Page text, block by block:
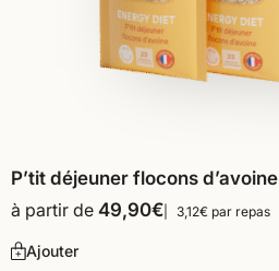
P’tit déjeuner flocons d’avoine
à partir de 49,90€ 3,12€ par repas
Ajouter